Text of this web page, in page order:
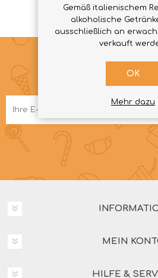
MEIN
HILFE &
Gemäß italienischem
alkoholische
ausschließlich an
verkauft
OK
Mehr dazu